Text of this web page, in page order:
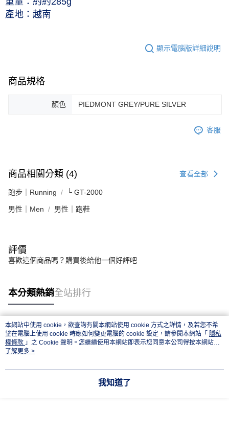
產地：越南
顯示電腦版詳細說明
商品規格
顏色 PIEDMONT GREY/PURE SILVER
客服
商品相關分類 (4) 查看全部
跑步｜Running └ GT-2000
男性｜Men 男性｜跑鞋
評價
喜歡這個商品嗎？購買後給他一個好評吧
本分類熱銷全站排行
熱門標籤
本網站中使用 cookie，欲查詢有關本網站使用 cookie 方式之詳情，及若您不希
望在電腦上使用 cookie 時應如何變更電腦的 cookie 設定，請參閱本網站「 隱私
權條款 」之 Cookie 聲明。您繼續使用本網站即表示您同意本公司得按本網站使
用條款之 Cookie 聲明使用 cookie。
了解更多 >
我知道了